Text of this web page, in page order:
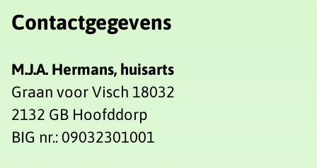
Contactgegevens
M.J.A. Hermans, huisarts
Graan voor Visch 18032
2132 GB Hoofddorp
BIG nr.: 09032301001